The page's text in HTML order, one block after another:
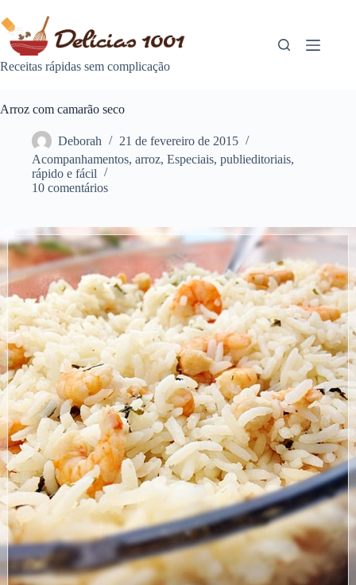
para
conteúdo
Receitas rápidas sem complicação
Arroz com camarão seco
Deborah
21 de fevereiro de 2015
Acompanhamentos, arroz, Especiais, publieditoriais,
rápido e fácil
10 comentários